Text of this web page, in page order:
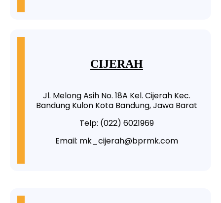
CIJERAH
Jl. Melong Asih No. 18A Kel. Cijerah Kec.
Bandung Kulon Kota Bandung, Jawa Barat
Telp: (022) 6021969
Email: mk_cijerah@bprmk.com